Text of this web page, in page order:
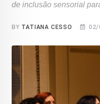
de inclusão sensorial
BY TATIANA CESSO 02/